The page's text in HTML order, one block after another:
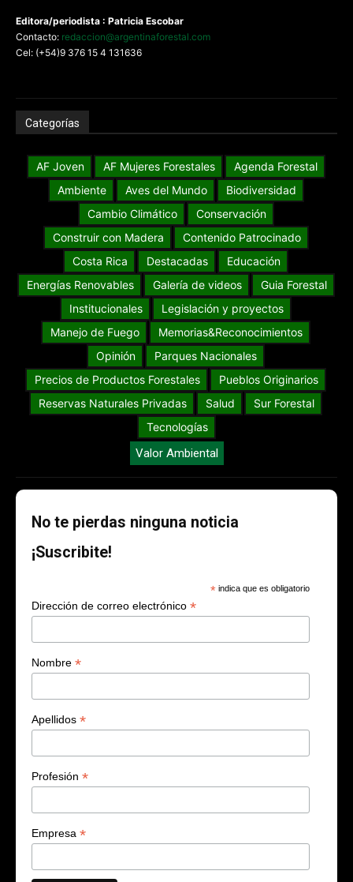
Editora/periodista : Patricia Escobar
Contacto: redaccion@argentinaforestal.com
Cel: (+54)9 376 15 4 131636
Categorías
AF Joven AF Mujeres Forestales
Agenda Forestal
Ambiente
Aves del Mundo
Biodiversidad
Cambio Climático
Conservación
Construir con Madera
Contenido Patrocinado
Costa Rica
Destacadas
Educación
Energías Renovables
Galería de videos
Guia Forestal
Institucionales
Legislación y proyectos
Manejo de Fuego
Memorias&Reconocimientos
Opinión
Parques Nacionales
Precios de Productos Forestales
Pueblos Originarios
Reservas Naturales Privadas
Salud
Sur Forestal
Tecnologías
Valor Ambiental
No te pierdas ninguna noticia
¡Suscribite!
* indica que es obligatorio
Dirección de correo electrónico *
Nombre *
Apellidos *
Profesión *
Empresa *